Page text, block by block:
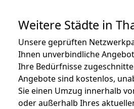
Weitere Städte in
Unsere geprüften
Ihnen unverbindliche
Ihre Bedürfnisse
Angebote sind kostenlos,
Sie einen Umzug innerhalb
oder außerhalb Ihres